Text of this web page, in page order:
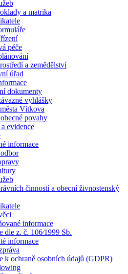
a matrika
péče
a zemědělství
úřad
dokumenty
vyhlášky
Vítkova
povahy
evidence
informace
činností a obecní živnostenský
informace
dle z. č. 106⁄1999 Sb.
informace
k ochraně osobních údajů (GDPR)